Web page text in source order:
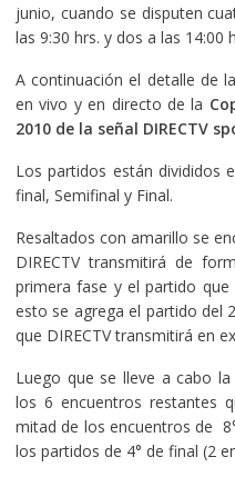
junio, cuando se disputen
las 9:30 hrs. y dos a las 14:00
A continuación el detalle de
en vivo y en directo de la
2010 de la señal DIRECTV
Los partidos están divididos
final, Semifinal y Final.
Resaltados con amarillo se
DIRECTV transmitirá de
primera fase y el partido
esto se agrega el partido del
que DIRECTV transmitirá en
Luego que se lleve a cabo la
los 6 encuentros restantes
mitad de los encuentros de
los partidos de 4° de final (2